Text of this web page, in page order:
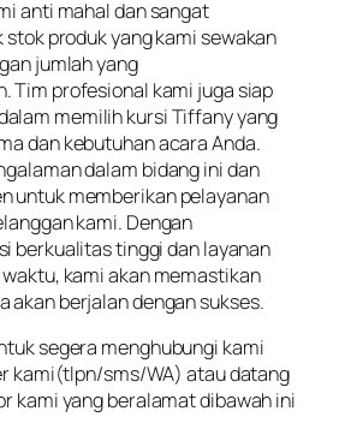
anti mahal dan sangat
produk yang kami sewakan
jumlah yang
Tim profesional kami juga siap
memilih kursi Tiffany yang
dan kebutuhan acara Anda.
dalam bidang ini dan
untuk memberikan pelayanan
kami. Dengan
berkualitas tinggi dan layanan
kami akan memastikan
akan berjalan dengan sukses.
segera menghubungi kami
kami(tlpn/sms/WA) atau datang
kami yang beralamat dibawah ini